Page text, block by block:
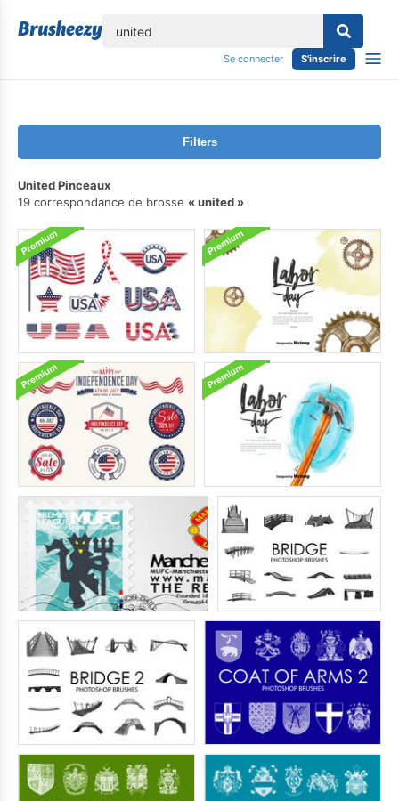
Se connecter S'inscrire
Filters
United Pinceaux
19 correspondance de brosse
united